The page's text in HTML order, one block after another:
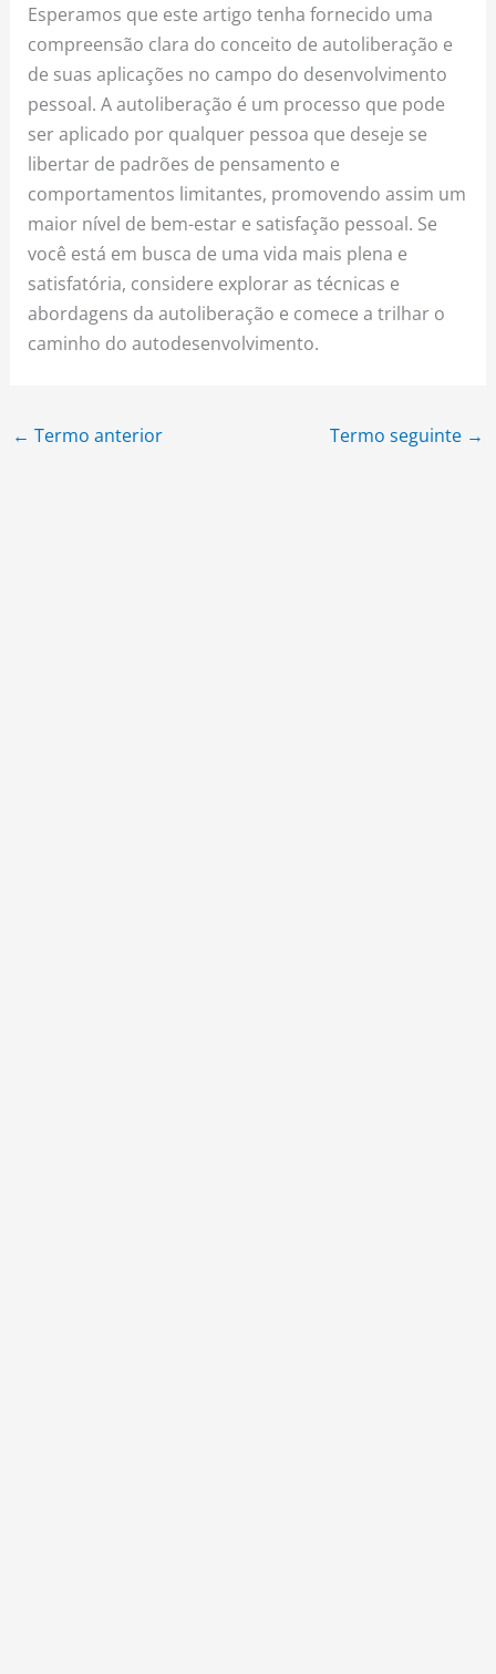
Esperamos que este artigo tenha fornecido uma
compreensão clara do conceito de autoliberação e
de suas aplicações no campo do desenvolvimento
pessoal. A autoliberação é um processo que pode
ser aplicado por qualquer pessoa que deseje se
libertar de padrões de pensamento e
comportamentos limitantes, promovendo assim um
maior nível de bem-estar e satisfação pessoal. Se
você está em busca de uma vida mais plena e
satisfatória, considere explorar as técnicas e
abordagens da autoliberação e comece a trilhar o
caminho do autodesenvolvimento.
← Termo anterior Termo seguinte →